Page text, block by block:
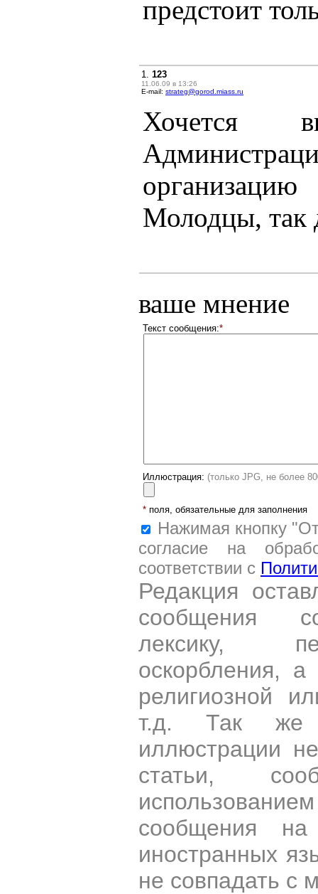
предстоит
1. 123
11.06.09 в 13:26
E-mail: strateg@gorod.miass.ru
Хочется
Молодцы, так
ваше мнение
Текст сообщения:*
Иллюстрация: (только JPG, не более
* поля, обязательные для заполнения
Нажимая кнопку
согласие на
соответствии с
Редакция
сообщения
лексику,
оскорбления,
религиозной
т.д. Так же
иллюстрации
статьи,
сообщения
иностранных
не совпадать с